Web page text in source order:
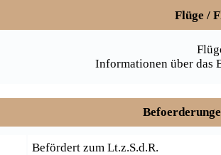
Flüge /
Informationen über das
Befördert zum Lt.z.S.d.R.